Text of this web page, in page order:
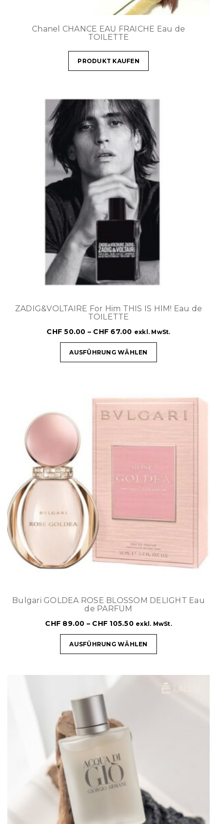
Chanel CHANCE EAU FRAICHE Eau de
TOILETTE
PRODUKT KAUFEN
ZADIG&VOLTAIRE For Him THIS IS HIM! Eau de
TOILETTE
CHF 50.00 – CHF 67.00 exkl. MwSt.
AUSFÜHRUNG WÄHLEN
Bulgari GOLDEA ROSE BLOSSOM DELIGHT Eau
de PARFUM
CHF 89.00 – CHF 105.50 exkl. MwSt.
AUSFÜHRUNG WÄHLEN